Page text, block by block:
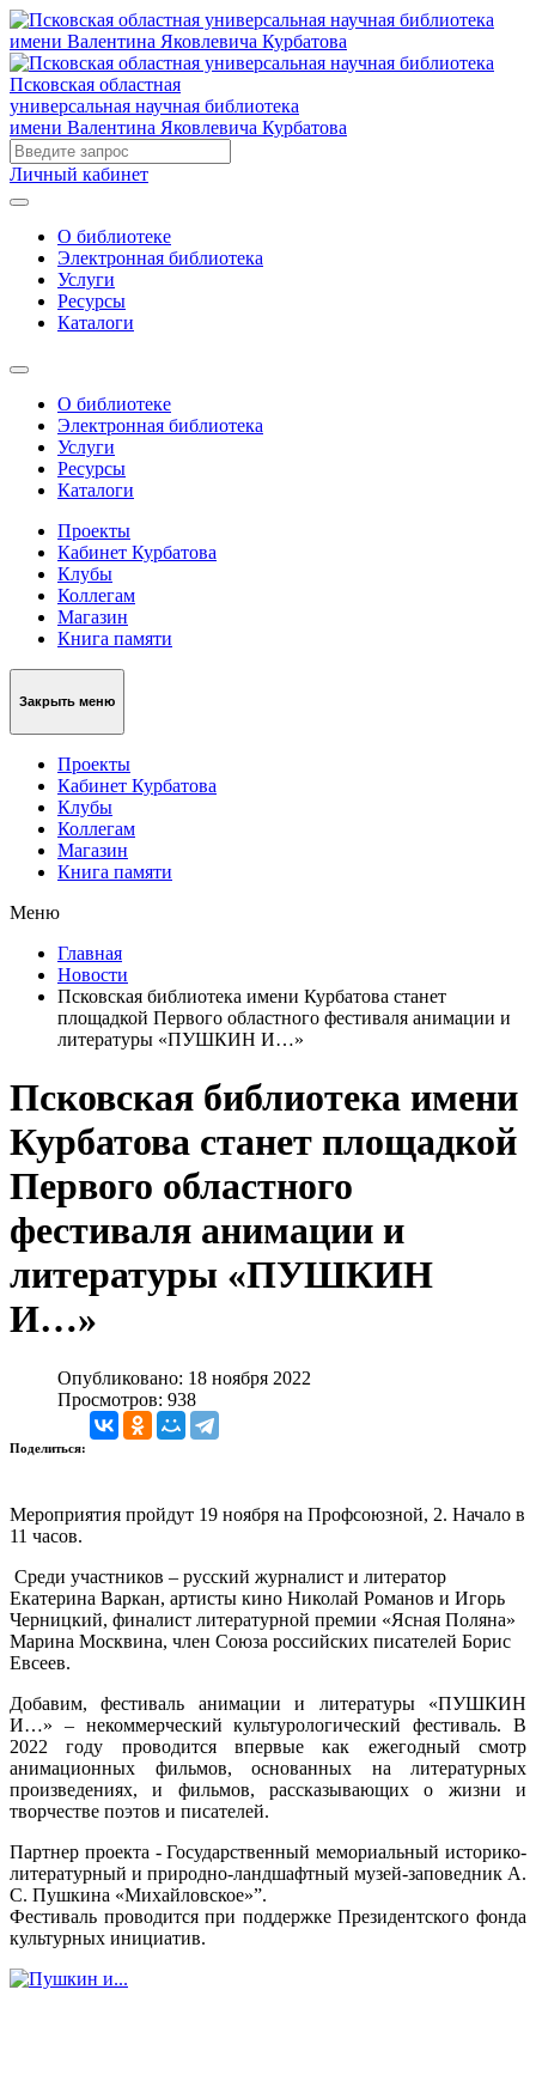
Псковская областная
универсальная научная библиотека
имени Валентина Яковлевича Курбатова
Личный кабинет
О библиотеке
Электронная библиотека
Услуги
Ресурсы
Каталоги
О библиотеке
Электронная библиотека
Услуги
Ресурсы
Каталоги
Проекты
Кабинет Курбатова
Клубы
Коллегам
Магазин
Книга памяти
Закрыть меню
Проекты
Кабинет Курбатова
Клубы
Коллегам
Магазин
Книга памяти
Меню
Главная
Новости
Псковская библиотека имени Курбатова станет
площадкой Первого областного фестиваля анимации и
литературы «ПУШКИН И…»
Псковская библиотека имени
Курбатова станет площадкой
Первого областного
фестиваля анимации и
литературы «ПУШКИН
И…»
Опубликовано: 18 ноября 2022
Просмотров: 938
Поделиться:
Мероприятия пройдут 19 ноября на Профсоюзной, 2. Начало в
11 часов.
Среди участников – русский журналист и литератор
Екатерина Варкан, артисты кино Николай Романов и Игорь
Черницкий, финалист литературной премии «Ясная Поляна»
Марина Москвина, член Союза российских писателей Борис
Евсеев.
Добавим, фестиваль анимации и литературы «ПУШКИН
И…» – некоммерческий культурологический фестиваль. В
2022 году проводится впервые как ежегодный смотр
анимационных фильмов, основанных на литературных
произведениях, и фильмов, рассказывающих о жизни и
творчестве поэтов и писателей.
Партнер проекта - Государственный мемориальный историко-
литературный и природно-ландшафтный музей-заповедник А.
С. Пушкина «Михайловское»”.
Фестиваль проводится при поддержке Президентского фонда
культурных инициатив.